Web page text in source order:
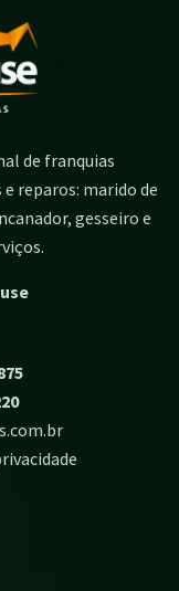
de franquias
reparos: marido de
gesseiro e